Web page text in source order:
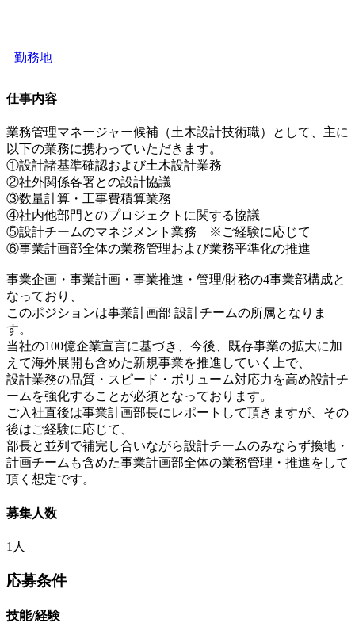
勤務地
仕事内容
業務管理マネージャー候補（土木設計技術職）として、主に
以下の業務に携わっていただきます。
①設計諸基準確認および土木設計業務
②社外関係各署との設計協議
③数量計算・工事費積算業務
④社内他部門とのプロジェクトに関する協議
⑤設計チームのマネジメント業務 ※ご経験に応じて
⑥事業計画部全体の業務管理および業務平準化の推進
事業企画・事業計画・事業推進・管理/財務の4事業部構成と
なっており、
このポジションは事業計画部 設計チームの所属となりま
す。
当社の100億企業宣言に基づき、今後、既存事業の拡大に加
えて海外展開も含めた新規事業を推進していく上で、
設計業務の品質・スピード・ボリューム対応力を高め設計チ
ームを強化することが必須となっております。
ご入社直後は事業計画部長にレポートして頂きますが、その
後はご経験に応じて、
部長と並列で補完し合いながら設計チームのみならず換地・
計画チームも含めた事業計画部全体の業務管理・推進をして
頂く想定です。
募集人数
1人
応募条件
技能/経験